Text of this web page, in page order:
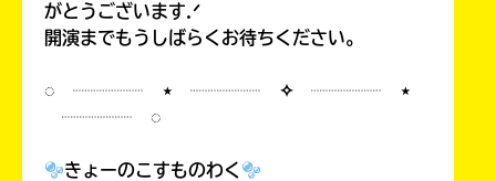
がとうございます.ᐟ
開演までもうしばらくお待ちください。
◌ ┈┈┈┈ ⋆ ┈┈┈┈ ✧ ┈┈┈┈ ⋆
┈┈┈┈ ◌
きょーのこすものわく